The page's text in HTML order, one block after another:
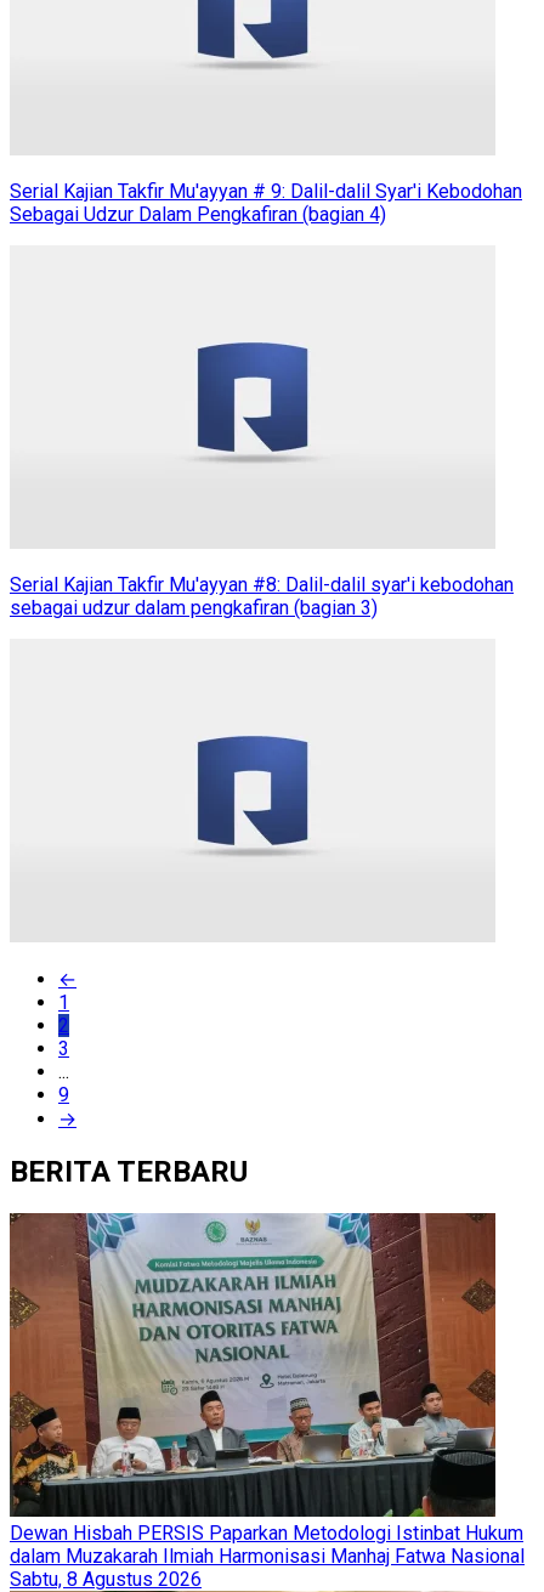
Serial Kajian Takfir Mu'ayyan # 9: Dalil-dalil Syar'i Kebodohan
Sebagai Udzur Dalam Pengkafiran (bagian 4)
Serial Kajian Takfir Mu'ayyan #8: Dalil-dalil syar'i kebodohan
sebagai udzur dalam pengkafiran (bagian 3)
←
1
2
3
...
9
→
BERITA TERBARU
Dewan Hisbah PERSIS Paparkan Metodologi Istinbat Hukum
dalam Muzakarah Ilmiah Harmonisasi Manhaj Fatwa Nasional
Sabtu, 8 Agustus 2026